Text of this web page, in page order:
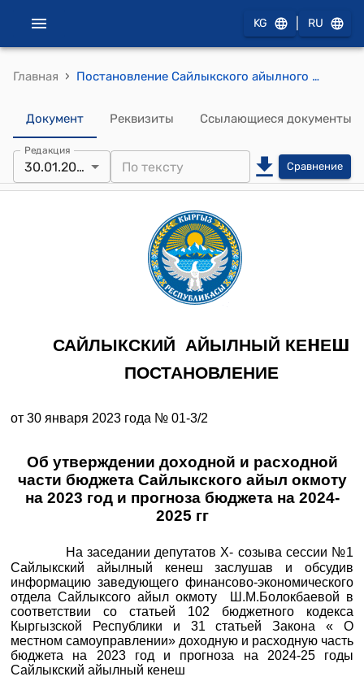
KG RU
Главная › Постановление Сайлыкского айылного кенеша от 30 января 2023 года № 01-3/2 "Об утверждении доходной и расходной части бюджета Сайлыкского айыл окмоту на 2023 год и прогноза бюджета на 2024-2025 гг"
Документ Реквизиты Ссылающиеся документы
Редакция
30.01.2023 Сравнение